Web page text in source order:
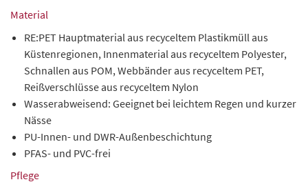
Material
RE:PET Hauptmaterial aus recyceltem Plastikmüll aus
Küstenregionen, Innenmaterial aus recyceltem Polyester,
Schnallen aus POM, Webbänder aus recyceltem PET,
Reißverschlüsse aus recyceltem Nylon
Wasserabweisend: Geeignet bei leichtem Regen und kurzer
Nässe
PU-Innen- und DWR-Außenbeschichtung
PFAS- und PVC-frei
Pflege